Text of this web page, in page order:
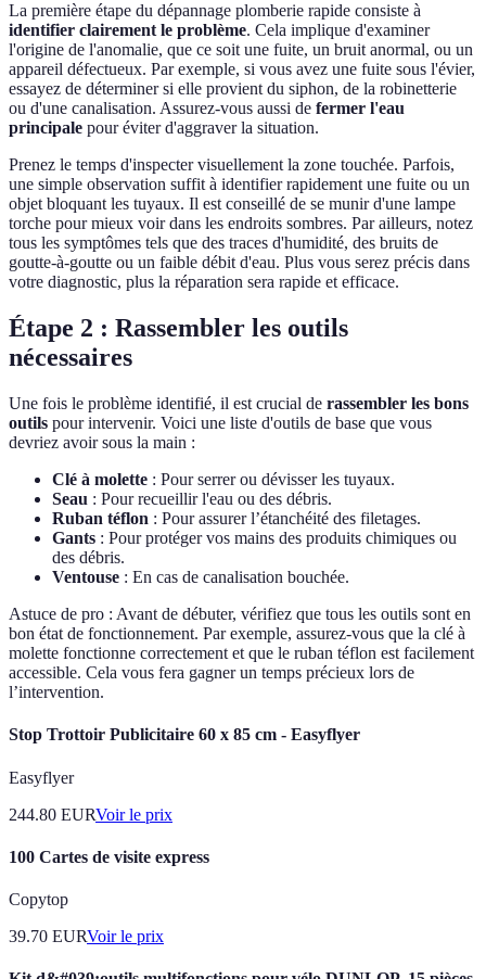
La première étape du dépannage plomberie rapide consiste à
identifier clairement le problème. Cela implique d'examiner
l'origine de l'anomalie, que ce soit une fuite, un bruit anormal, ou un
appareil défectueux. Par exemple, si vous avez une fuite sous l'évier,
essayez de déterminer si elle provient du siphon, de la robinetterie
ou d'une canalisation. Assurez-vous aussi de fermer l'eau
principale pour éviter d'aggraver la situation.
Prenez le temps d'inspecter visuellement la zone touchée. Parfois,
une simple observation suffit à identifier rapidement une fuite ou un
objet bloquant les tuyaux. Il est conseillé de se munir d'une lampe
torche pour mieux voir dans les endroits sombres. Par ailleurs, notez
tous les symptômes tels que des traces d'humidité, des bruits de
goutte-à-goutte ou un faible débit d'eau. Plus vous serez précis dans
votre diagnostic, plus la réparation sera rapide et efficace.
Étape 2 : Rassembler les outils
nécessaires
Une fois le problème identifié, il est crucial de rassembler les bons
outils pour intervenir. Voici une liste d'outils de base que vous
devriez avoir sous la main :
Clé à molette : Pour serrer ou dévisser les tuyaux.
Seau : Pour recueillir l'eau ou des débris.
Ruban téflon : Pour assurer l’étanchéité des filetages.
Gants : Pour protéger vos mains des produits chimiques ou
des débris.
Ventouse : En cas de canalisation bouchée.
Astuce de pro : Avant de débuter, vérifiez que tous les outils sont en
bon état de fonctionnement. Par exemple, assurez-vous que la clé à
molette fonctionne correctement et que le ruban téflon est facilement
accessible. Cela vous fera gagner un temps précieux lors de
l’intervention.
Stop Trottoir Publicitaire 60 x 85 cm - Easyflyer
Easyflyer
244.80 EURVoir le prix
100 Cartes de visite express
Copytop
39.70 EURVoir le prix